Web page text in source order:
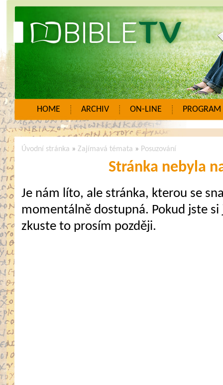
HOME ARCHIV ON-LINE PROGRAM
Úvodní stránka »Zajímavá témata » Posuzování
Stránka nebyla
Je nám líto, ale stránka, kterou se
momentálně dostupná. Pokud jste
zkuste to prosím později.